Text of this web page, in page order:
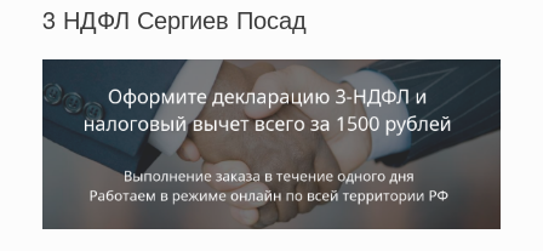
3 НДФЛ Сергиев Посад